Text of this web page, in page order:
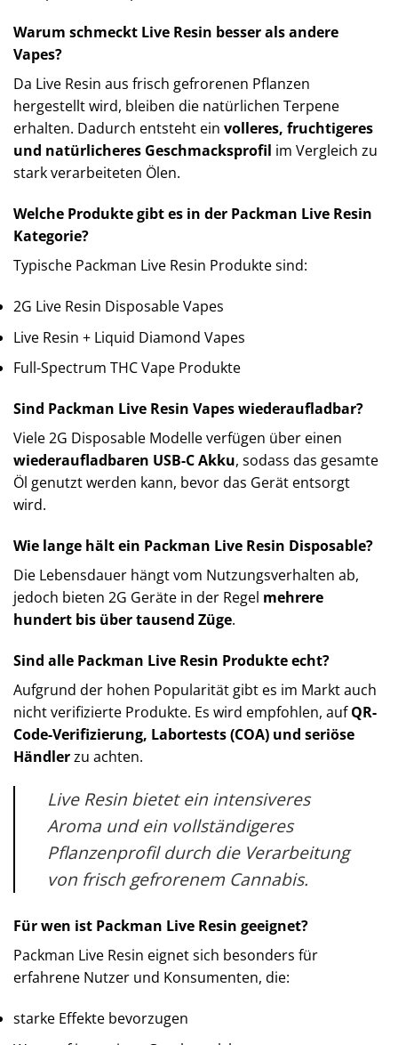
Warum schmeckt Live Resin besser als andere
Vapes?
Da Live Resin aus frisch gefrorenen Pflanzen
hergestellt wird, bleiben die natürlichen Terpene
erhalten. Dadurch entsteht ein volleres, fruchtigeres
und natürlicheres Geschmacksprofil im Vergleich zu
stark verarbeiteten Ölen.
Welche Produkte gibt es in der Packman Live Resin
Kategorie?
Typische Packman Live Resin Produkte sind:
2G Live Resin Disposable Vapes
Live Resin + Liquid Diamond Vapes
Full-Spectrum THC Vape Produkte
Sind Packman Live Resin Vapes wiederaufladbar?
Viele 2G Disposable Modelle verfügen über einen
wiederaufladbaren USB-C Akku, sodass das gesamte
Öl genutzt werden kann, bevor das Gerät entsorgt
wird.
Wie lange hält ein Packman Live Resin Disposable?
Die Lebensdauer hängt vom Nutzungsverhalten ab,
jedoch bieten 2G Geräte in der Regel mehrere
hundert bis über tausend Züge.
Sind alle Packman Live Resin Produkte echt?
Aufgrund der hohen Popularität gibt es im Markt auch
nicht verifizierte Produkte. Es wird empfohlen, aufQR-
Code-Verifizierung, Labortests (COA) und seriöse
Händlerzu achten.
Live Resin bietet ein intensiveres
Aroma und ein vollständigeres
Pflanzenprofil durch die Verarbeitung
von frisch gefrorenem Cannabis.
Für wen ist Packman Live Resin geeignet?
Packman Live Resin eignet sich besonders für
erfahrene Nutzer und Konsumenten, die:
starke Effekte bevorzugen